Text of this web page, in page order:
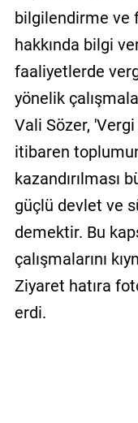
bilgilendirme ve
hakkında bilgi
faaliyetlerde
yönelik
Vali Sözer,
itibaren
kazandırılması
güçlü devlet ve
demektir. Bu
çalışmalarını
Ziyaret hatıra
erdi.